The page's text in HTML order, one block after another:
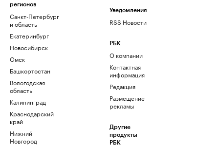
регионов
Санкт-Петербург
и область
Екатеринбург
Новосибирск
Омск
Башкортостан
Вологодская
область
Калининград
Краснодарский
край
Нижний
Новгород
Уведомления
RSS Новости
РБК
О компании
Контактная
информация
Редакция
Размещение
рекламы
Другие
продукты
РБК